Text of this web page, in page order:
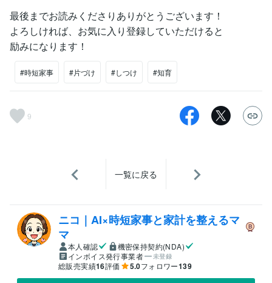
最後までお読みくださりありがとうございます！
よろしければ、お気に入り登録していただけると
励みになります！
#時短家事 #片づけ #しつけ #知育
9
一覧に戻る
ニコ｜AI×時短家事と家計を整えるマ
マ
本人確認
機密保持契約(NDA)
インボイス発行事業者
未登録
総販売実績16評価 5.0フォロワー139